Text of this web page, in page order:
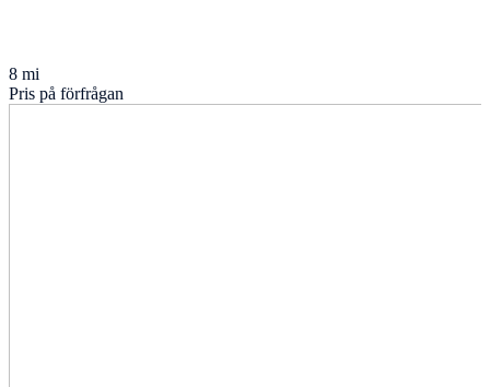
8 mi
Pris på förfrågan